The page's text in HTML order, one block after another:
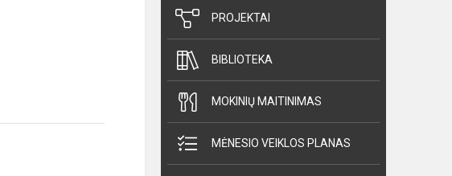
PROJEKTAI
BIBLIOTEKA
MOKINIŲ MAITINIMAS
MĖNESIO VEIKLOS PLANAS